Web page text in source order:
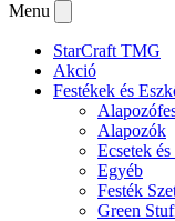
Menu
StarCraft TMG
Akció
Festékek és
Alapozók
Ecsetek
Egyéb
Festék
Green